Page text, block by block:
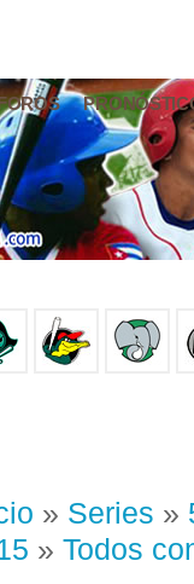
» Series »
» Todos